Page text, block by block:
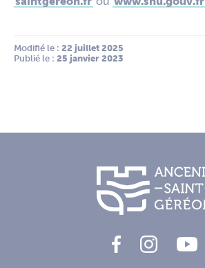
Modifié le : 22 juillet 2025
Publié le : 25 janvier 2023